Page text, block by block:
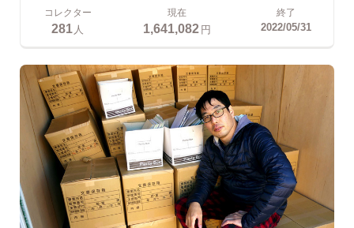
コレクター
281人
現在
1,641,082円
終了
2022/05/31